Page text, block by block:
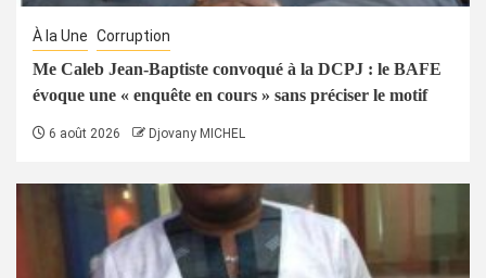
À la Une Corruption
Me Caleb Jean-Baptiste convoqué à la DCPJ : le BAFE
évoque une « enquête en cours » sans préciser le motif
6 août 2026 Djovany MICHEL